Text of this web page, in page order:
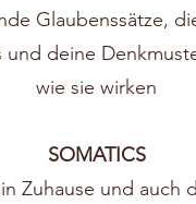
Glaubenssätze,
deine
wie sie wirken
SOMATICS
Zuhause und auch